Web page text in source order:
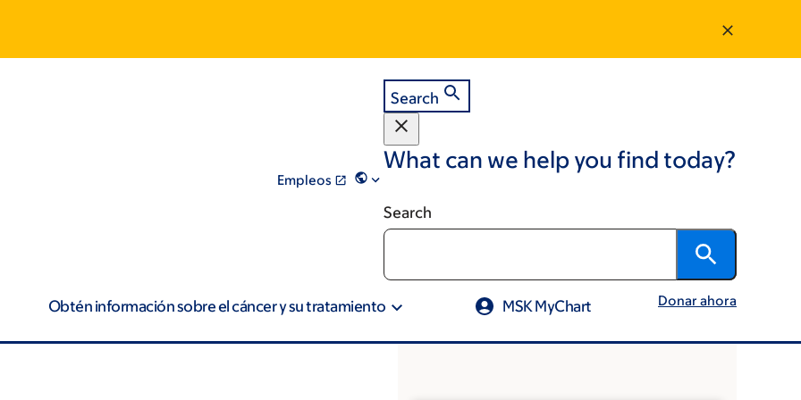
Empleos
Search
What can we help you find today?
Search
Obtén información sobre el cáncer y su tratamiento MSK MyChart Donar ahora